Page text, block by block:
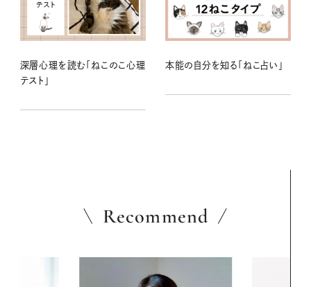
深層心理を読む「ねこのこ心理
テスト」
本能の自分を知る「ねこ占い」
Recommend